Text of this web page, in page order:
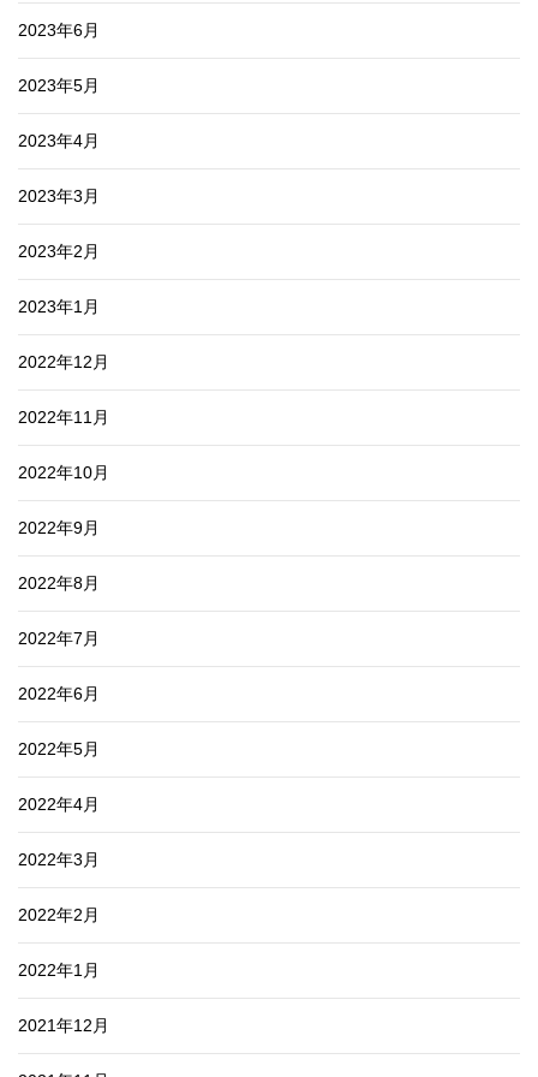
2023年6月
2023年5月
2023年4月
2023年3月
2023年2月
2023年1月
2022年12月
2022年11月
2022年10月
2022年9月
2022年8月
2022年7月
2022年6月
2022年5月
2022年4月
2022年3月
2022年2月
2022年1月
2021年12月